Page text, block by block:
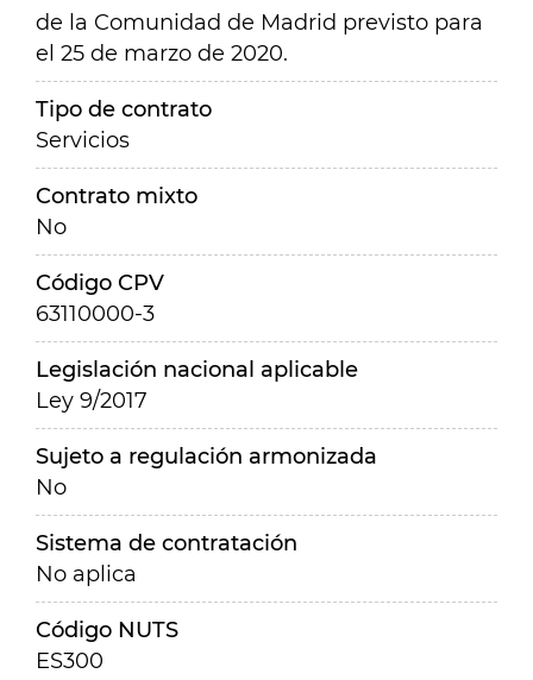
de la Comunidad de Madrid previsto para
el 25 de marzo de 2020.
Tipo de contrato
Servicios
Contrato mixto
No
Código CPV
63110000-3
Legislación nacional aplicable
Ley 9/2017
Sujeto a regulación armonizada
No
Sistema de contratación
No aplica
Código NUTS
ES300